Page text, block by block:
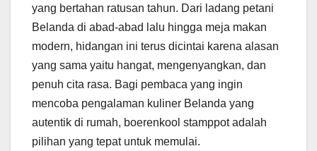
yang bertahan ratusan tahun. Dari ladang petani
Belanda di abad-abad lalu hingga meja makan
modern, hidangan ini terus dicintai karena alasan
yang sama yaitu hangat, mengenyangkan, dan
penuh cita rasa. Bagi pembaca yang ingin
mencoba pengalaman kuliner Belanda yang
autentik di rumah, boerenkool stamppot adalah
pilihan yang tepat untuk memulai.